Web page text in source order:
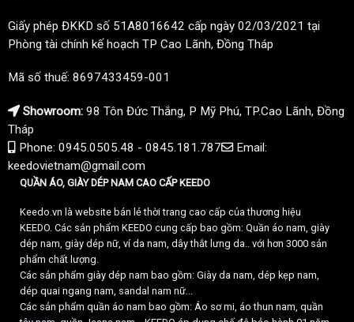
Giấy phép ĐKKD số 51A8016642 cấp ngày 02/03/2021 tại
Phòng tài chính kế hoạch TP Cao Lãnh, Đồng Tháp
Mã số thuế: 8697433459-001
Showroom: 98 Tôn Đức Thắng, P Mỹ Phú, TP.Cao Lãnh, Đồng
Tháp
Phone: 0945.0505.48 - 0845.181.787
Email:
keedovietnam@gmail.com
QUẦN ÁO, GIÀY DÉP NAM CAO CẤP KEEDO
Keedo.vn là website bán lẻ thời trang cao cấp của thương hiệu
KEEDO. Các sản phẩm KEEDO cung cấp bao gồm: Quần áo nam, giày
dép nam, giày dép nữ, ví da nam, dây thắt lưng da.. với hơn 3000 sản
phẩm chất lượng.
Các sản phẩm giày dép nam bao gồm: Giày da nam, dép kẹp nam,
dép quai ngang nam, sandal nam nữ...
Các sản phẩm quần áo nam bao gồm: Áo sơ mi, áo thun nam, quần